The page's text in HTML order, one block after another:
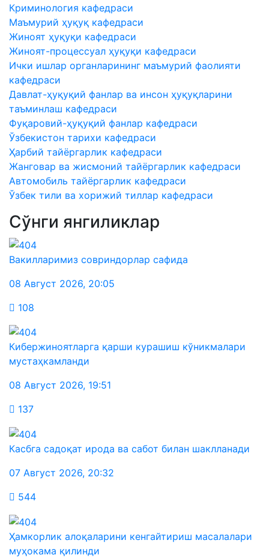
Криминология кафедраси
Маъмурий ҳуқуқ кафедраси
Жиноят ҳуқуқи кафедраси
Жиноят-процессуал ҳуқуқи кафедраси
Ички ишлар органларининг маъмурий фаолияти
кафедраси
Давлат-ҳуқуқий фанлар ва инсон ҳуқуқларини
таъминлаш кафедраси
Фуқаровий-ҳуқуқий фанлар кафедраси
Ўзбекистон тарихи кафедраси
Ҳарбий тайёргарлик кафедраси
Жанговар ва жисмоний тайёргарлик кафедраси
Автомобиль тайёргарлик кафедраси
Ўзбек тили ва хорижий тиллар кафедраси
Сўнги янгиликлар
Вакилларимиз совриндорлар сафида
08 Август 2026, 20:05
108
Кибержиноятларга қарши курашиш кўникмалари
мустаҳкамланди
08 Август 2026, 19:51
137
Касбга садоқат ирода ва сабот билан шаклланади
07 Август 2026, 20:32
544
Ҳамкорлик алоқаларини кенгайтириш масалалари
муҳокама қилинди